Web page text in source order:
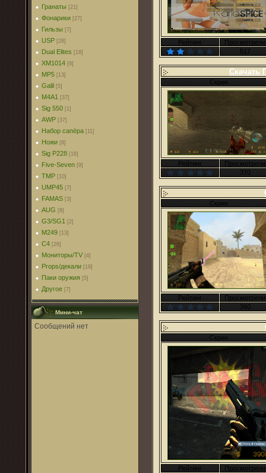
Гранаты [21]
Фонарики [27]
Гильзы [7]
USP [28]
Dual Elites [18]
XM1014 [9]
MP5 [13]
Galil [5]
M4A1 [37]
Sig 550 [1]
AWP [37]
Набор сапёра [11]
Ножи [8]
Sig P228 [16]
Five-Seven [9]
TMP [10]
UMP45 [7]
FAMAS [3]
AUG [8]
G3/SG1 [2]
M249 [13]
C4 [26]
Мониторы/TV [4]
Props/декали [19]
Паки оружия [5]
Другое [7]
Мини-чат
Рейтинг
Просмотрели
517
Скачать
Скрин
Рейтинг
Просмотрели
370
Скрин
Рейтинг
Просмотрели
360
Скрин
Рейтинг
Просмотрели